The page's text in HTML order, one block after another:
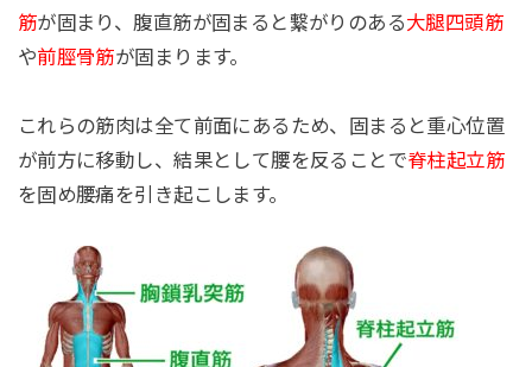
筋が固まり、腹直筋が固まると繋がりのある大腿四頭筋
や前脛骨筋が固まります。
これらの筋肉は全て前面にあるため、固まると重心位置
が前方に移動し、結果として腰を反ることで脊柱起立筋
を固め腰痛を引き起こします。